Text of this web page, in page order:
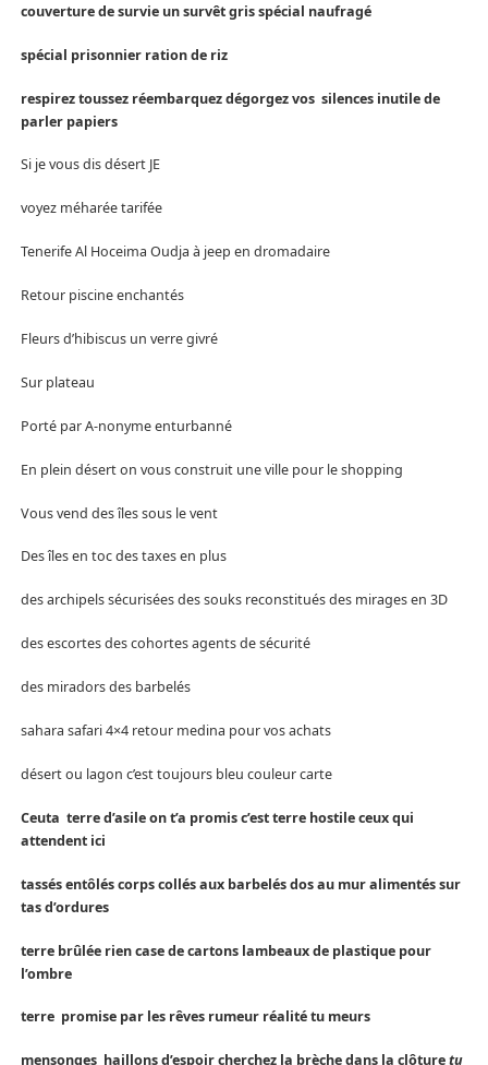
couverture de survie un survêt gris spécial naufragé
spécial prisonnier ration de riz
respirez toussez réembarquez dégorgez vos silences inutile de
parler papiers
Si je vous dis désert JE
voyez méharée tarifée
Tenerife Al Hoceima Oudja à jeep en dromadaire
Retour piscine enchantés
Fleurs d’hibiscus un verre givré
Sur plateau
Porté par A-nonyme enturbanné
En plein désert on vous construit une ville pour le shopping
Vous vend des îles sous le vent
Des îles en toc des taxes en plus
des archipels sécurisées des souks reconstitués des mirages en 3D
des escortes des cohortes agents de sécurité
des miradors des barbelés
sahara safari 4×4 retour medina pour vos achats
désert ou lagon c’est toujours bleu couleur carte
Ceuta terre d’asile on t’a promis c’est terre hostile ceux qui
attendent ici
tassés entôlés corps collés aux barbelés dos au mur alimentés sur
tas d’ordures
terre brûlée rien case de cartons lambeaux de plastique pour
l’ombre
terre promise par les rêves rumeur réalité tu meurs
mensonges haillons d’espoir cherchez la brèche dans la clôturetu